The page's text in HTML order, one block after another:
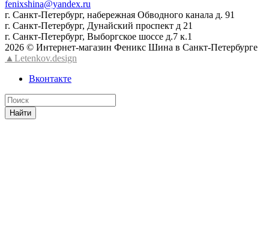
fenixshina@yandex.ru
г. Санкт-Петербург, набережная Обводного канала д. 91
г. Санкт-Петербург, Дунайский проспект д 21
г. Санкт-Петербург, Выборгское шоссе д.7 к.1
2026 © Интернет-магазин Феникс Шина в Санкт-Петербурге
▲Letenkov.design
Вконтакте
Найти